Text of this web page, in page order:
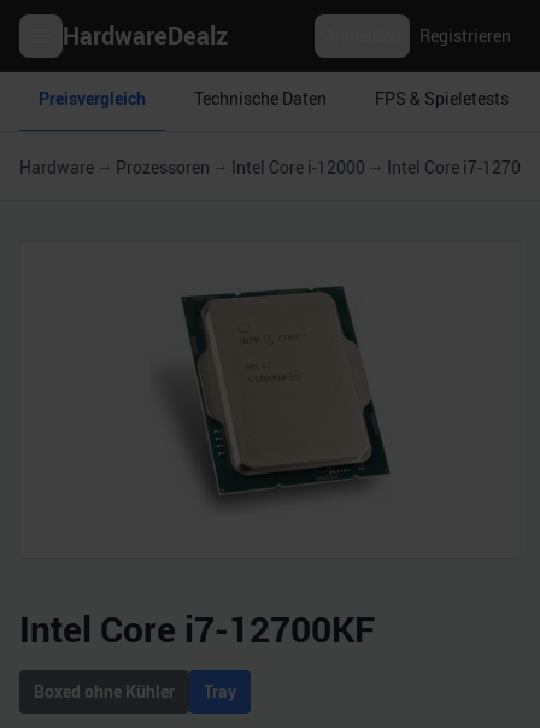
HardwareDealz Registrieren
Preisvergleich Technische Daten FPS & Spieletests
Hardware Prozessoren Intel Core i-12000 Intel Core i7-
Intel Core i7-12700KF
Boxed ohne Kühler Tray